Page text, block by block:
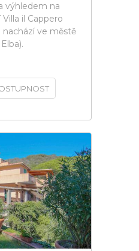
výhledem na
il Cappero
nachází ve městě